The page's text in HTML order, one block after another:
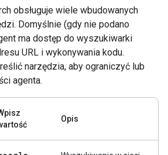
obsługuje wiele wbudowanych
Domyślnie (gdy nie podano
ma dostęp do wyszukiwarki
URL i wykonywania kodu.
narzędzia, aby ograniczyć lub
agenta.
Opis